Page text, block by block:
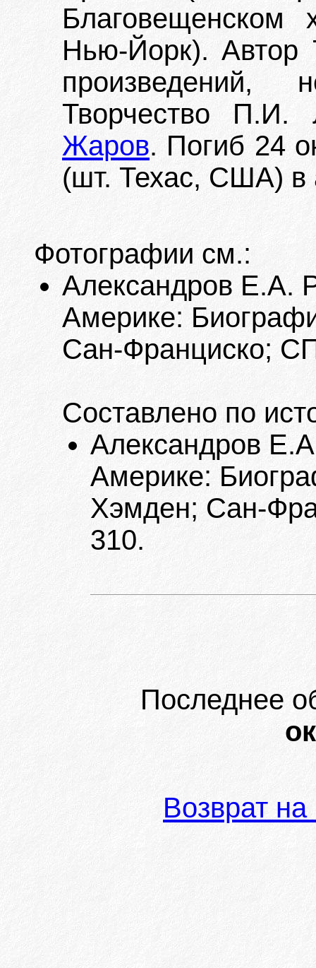
Нью-Йорк). Автор
произведений,
Творчество
Жаров. Погиб 24
(шт. Техас, США) в
Фотографии см.:
Александров Е.А.
Америке:
Сан-Франциско;
Составлено по
Александров
Америке:
Хэмден; Сан-
310.
Последнее
Возврат